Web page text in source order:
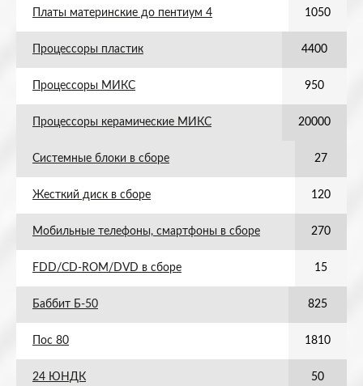
Платы материнские до пентиум 4 1050
Процессоры пластик 4400
Процессоры МИКС 950
Процессоры керамические МИКС 20000
Системные блоки в сборе 27
Жесткий диск в сборе 120
Мобильные телефоны, смартфоны в сборе 270
FDD/CD-ROM/DVD в сборе 15
Баббит Б-50 825
Пос 80 1810
24 ЮНДК 50